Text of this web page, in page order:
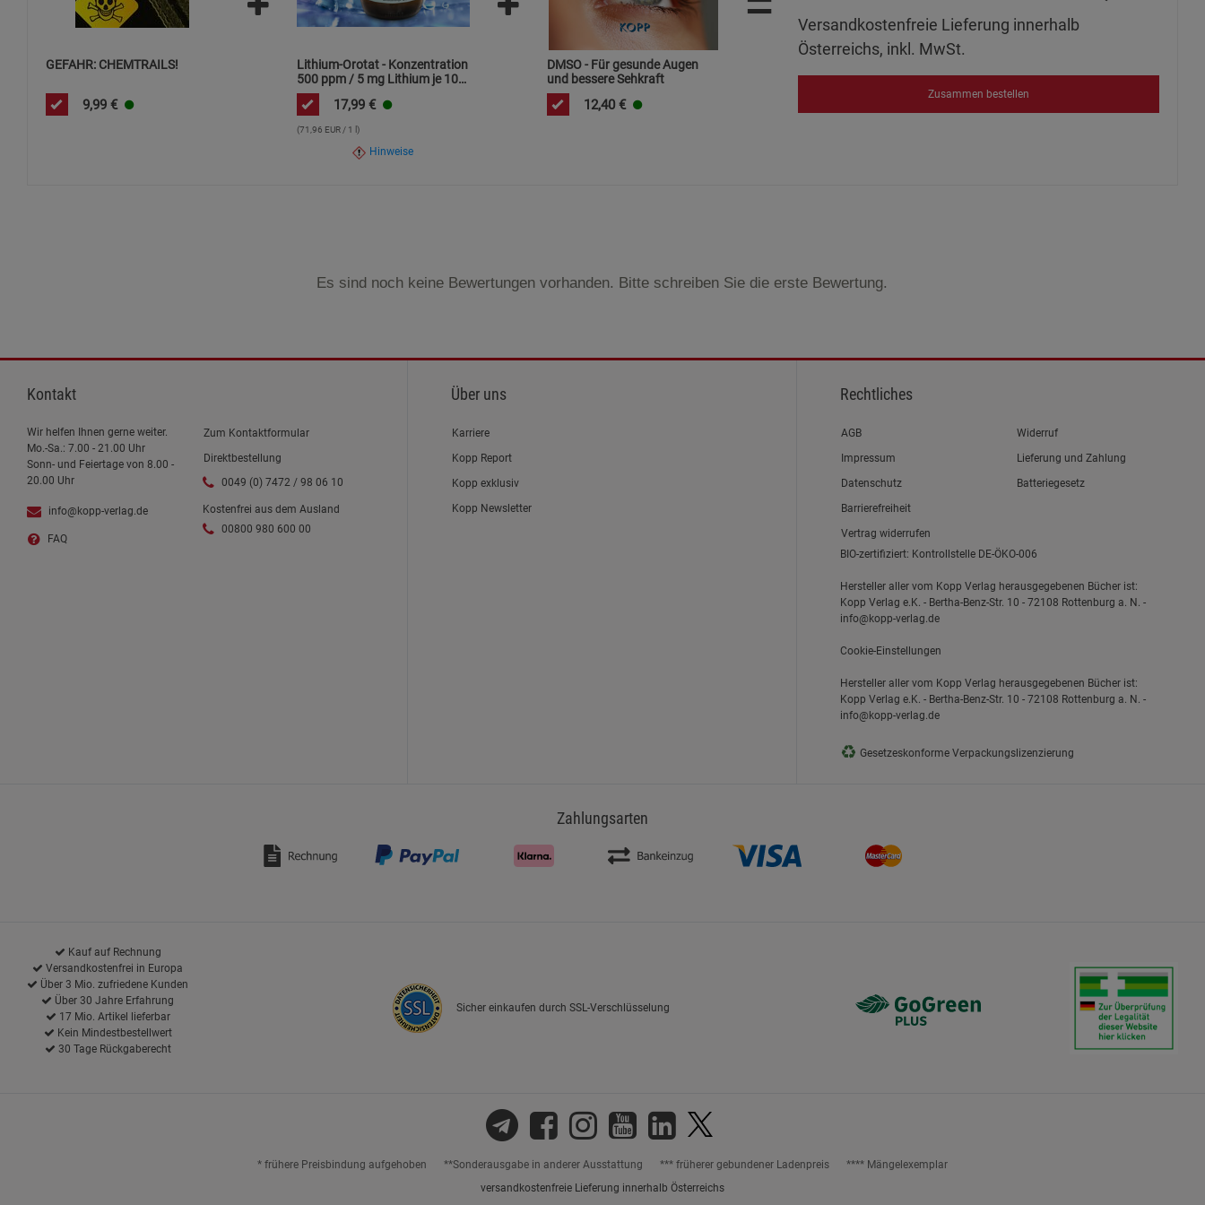
GEFAHR: CHEMTRAILS!
9,99 €
Lithium-Orotat - Konzentration
500 ppm / 5 mg Lithium je 10
ml / hochdosiert
17,99 €
(71,96 EUR / 1 l)
Hinweise
DMSO - Für gesunde Augen
und bessere Sehkraft
12,40 €
Versandkostenfreie Lieferung innerhalb
Österreichs, inkl. MwSt.
Zusammen bestellen
Es sind noch keine Bewertungen vorhanden. Bitte schreiben Sie die erste Bewertung.
Kontakt
Wir helfen Ihnen gerne weiter.
Mo.-Sa.: 7.00 - 21.00 Uhr
Sonn- und Feiertage von 8.00 -
20.00 Uhr
info@kopp-verlag.de
FAQ
Zum Kontaktformular
Direktbestellung
0049 (0) 7472 / 98 06 10
Kostenfrei aus dem Ausland
00800 980 600 00
Über uns
Karriere
Kopp Report
Kopp exklusiv
Kopp Newsletter
Rechtliches
Link zum/zur
AGB
Link zum/zur
Impressum
Link zum/zur
Datenschutz
Link zum/zur
Barrierefreiheit
Vertrag widerrufen
Widerruf
Lieferung und Zahlung
Batteriegesetz
BIO-zertifiziert: Kontrollstelle DE-ÖKO-006
Hersteller aller vom Kopp Verlag herausgegebenen Bücher ist:
Kopp Verlag e.K. - Bertha-Benz-Str. 10 - 72108 Rottenburg a. N. -
info@kopp-verlag.de
Cookie-Einstellungen
Hersteller aller vom Kopp Verlag herausgegebenen Bücher ist:
Kopp Verlag e.K. - Bertha-Benz-Str. 10 - 72108 Rottenburg a. N. -
info@kopp-verlag.de
♻ Gesetzeskonforme Verpackungslizenzierung
Zahlungsarten
Kauf auf Rechnung
Versandkostenfrei in Europa
Über 3 Mio. zufriedene Kunden
Über 30 Jahre Erfahrung
17 Mio. Artikel lieferbar
Kein Mindestbestellwert
30 Tage Rückgaberecht
Sicher einkaufen durch SSL-Verschlüsselung
* frühere Preisbindung aufgehoben **Sonderausgabe in anderer Ausstattung *** früherer gebundener Ladenpreis
**** Mängelexemplar
versandkostenfreie Lieferung innerhalb Österreichs
Marketing Cookies (3)
Beschreibung Marketing Cookies
Cookie-Informationenanzeigen
Datenschutzerklärung